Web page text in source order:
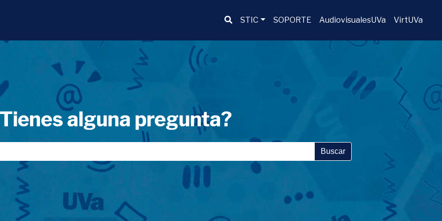
Buscador
STIC SOPORTE AudiovisualesUVa VirtUVa
alguna pregunta?
Buscar